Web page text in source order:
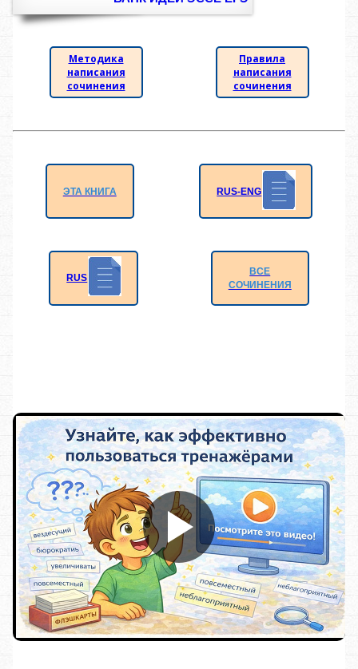
Методика
написания
сочинения
Правила
написания
сочинения
ЭТА КНИГА RUS-ENG
RUS
ВСЕ
СОЧИНЕНИЯ